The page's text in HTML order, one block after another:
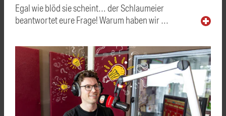
Egal wie blöd sie scheint… der Schlaumeier
beantwortet eure Frage! Warum haben wir …